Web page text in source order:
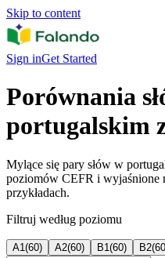
Skip to content
Sign inGet Started
Porównania
portugalskim
Mylące się pary słów w
poziomów CEFR i wyjaśnione
przykładach.
Filtruj według poziomu
A1 (60) A2(60) B1 (60) B2(60